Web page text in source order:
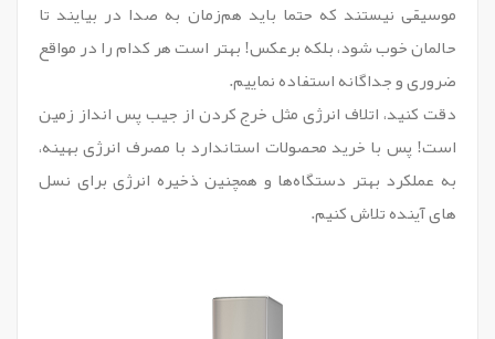
موسیقی نیستند که حتما باید هم‌زمان به صدا در بیایند تا
حالمان خوب شود، بلکه برعکس! بهتر است هر کدام را در مواقع
ضروری و جداگانه استفاده نماییم.
دقت کنید، اتلاف انرژی مثل خرج کردن از جیب پس انداز زمین
است! پس با خرید محصولات استاندارد با مصرف انرژی بهینه،
به عملکرد بهتر دستگاه‌ها و همچنین ذخیره انرژی برای نسل
های آینده تلاش کنیم.